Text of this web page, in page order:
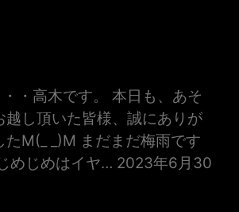
・高木です。 本日も、あそ
越し頂いた皆様、誠にありが
たm(_ _)m まだまだ梅雨です
めじめはイヤ… 2023年6月30